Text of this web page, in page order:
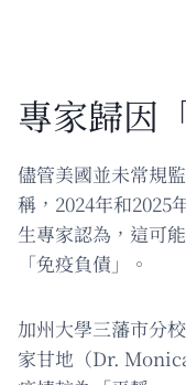
專家歸因
儘管美國並未常規
稱，2024年和2025
生專家認為，這可
「免疫負債」。
加州大學三藩市分
家甘地（Dr.